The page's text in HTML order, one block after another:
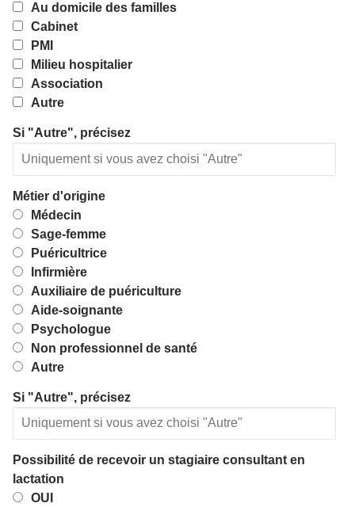
Au domicile des familles
Cabinet
PMI
Milieu hospitalier
Association
Autre
Si "Autre", précisez
Métier d'origine
Médecin
Sage-femme
Puéricultrice
Infirmière
Auxiliaire de puériculture
Aide-soignante
Psychologue
Non professionnel de santé
Autre
Si "Autre", précisez
Possibilité de recevoir un stagiaire consultant en
lactation
OUI